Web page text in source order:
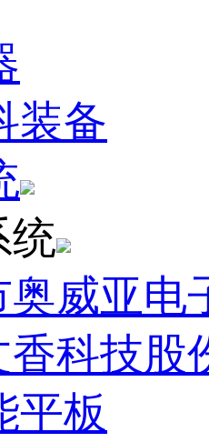
装备
统
奥威亚电
香科技股
平板